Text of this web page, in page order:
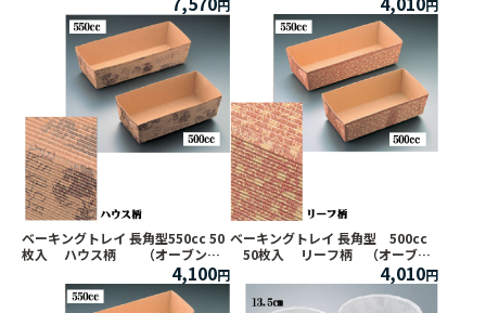
ベーキングトレイ 長角型550cc 50
枚入 ハウス柄 （オーブン焼
4,100
ベーキングトレイ 長角型 500cc
50枚入 リーフ柄 （オーブン
4,010